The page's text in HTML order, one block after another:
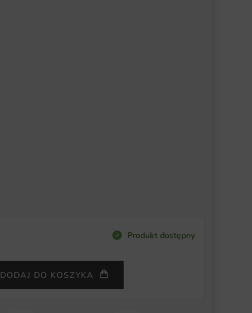
Produkt dostępny
DODAJ DO KOSZYKA